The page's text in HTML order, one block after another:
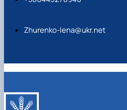
Zhurenko-lena@ukr.net